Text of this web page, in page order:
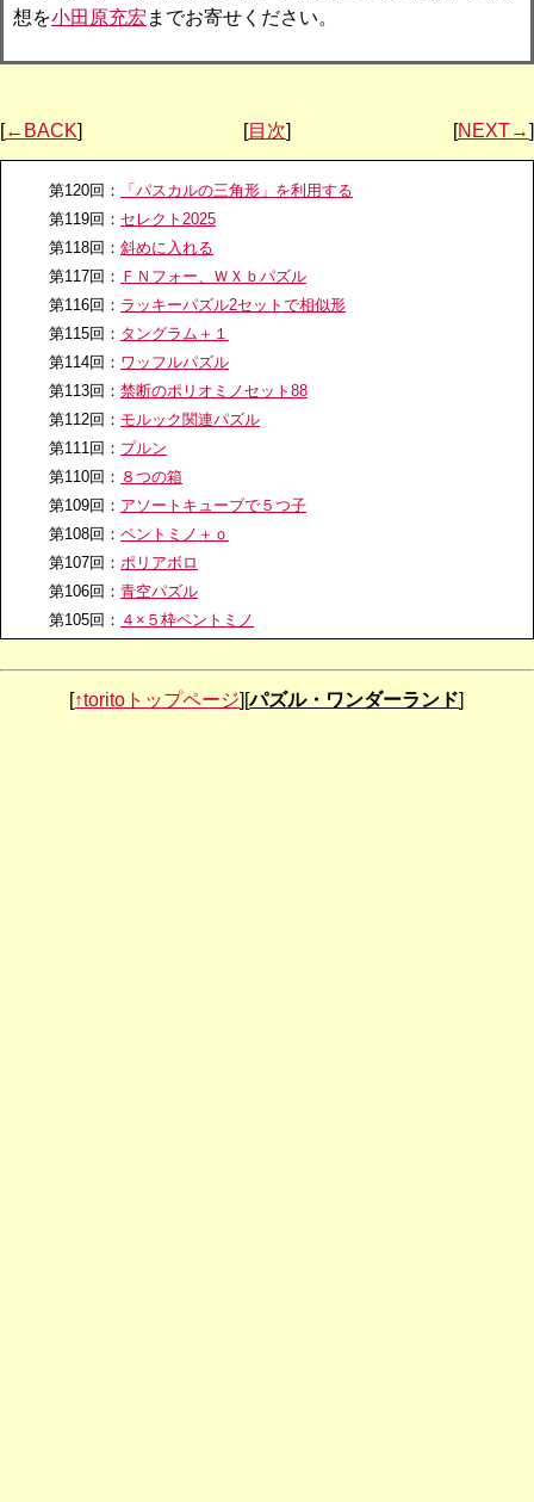
想を小田原充宏 までお寄せください。
[←BACK] [目次] [NEXT→]
第120回：
「パスカルの三角形」を利用する
第119回： セレクト2025
第118回： 斜めに入れる
第117回： ＦＮフォー、ＷＸｂパズル
第116回： ラッキーパズル2セットで相似形
第115回： タングラム＋１
第114回： ワッフルパズル
第113回： 禁断のポリオミノセット88
第112回： モルック関連パズル
第111回： プルン
第110回： ８つの箱
第109回： アソートキューブで５つ子
第108回： ペントミノ＋ｏ
第107回： ポリアボロ
第106回： 青空パズル
第105回： ４×５枠ペントミノ
第103回：空きマスパズル
第102回：From 3D to 2D
[↑toritoトップページ][パズル・ワンダーランド]